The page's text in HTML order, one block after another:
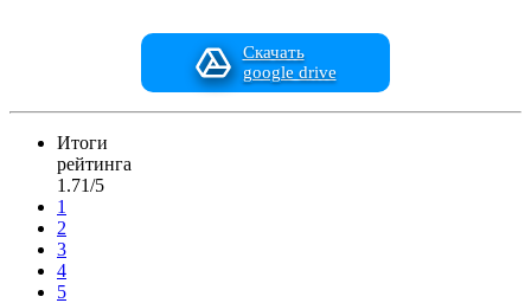
Скачать
google drive
Итоги
рейтинга
1.71/5
1
2
3
4
5